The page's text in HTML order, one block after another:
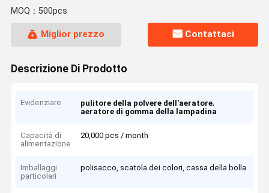
l'altra elettronica del sensore
MOQ：500pcs
Miglior prezzo Contattaci
Descrizione Di Prodotto
Evidenziare pulitore della polvere dell'aeratore,
aeratore di gomma della lampadina
Capacità di
alimentazione
20,000 pcs / month
Imballaggi
particolari
polisacco, scatola dei colori, cassa della bolla